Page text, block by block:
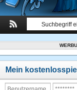
Mein